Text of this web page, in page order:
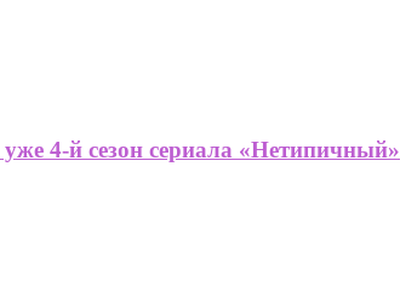
4-й сезон сериала «Нетипичный»